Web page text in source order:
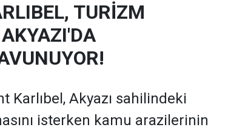
TURİZM
Karlıbel, Akyazı sahilindeki
isterken kamu arazilerinin